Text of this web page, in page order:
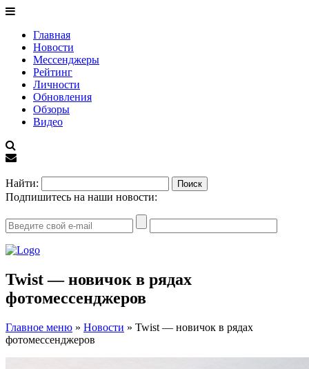
Главная
Новости
Мессенджеры
Рейтинг
Личности
Обновления
Обзоры
Видео
Найти:
Подпишитесь на наши новости:
Twist — новичок в рядах
фотомессенджеров
Главное меню » Новости » Twist — новичок в рядах
фотомессенджеров